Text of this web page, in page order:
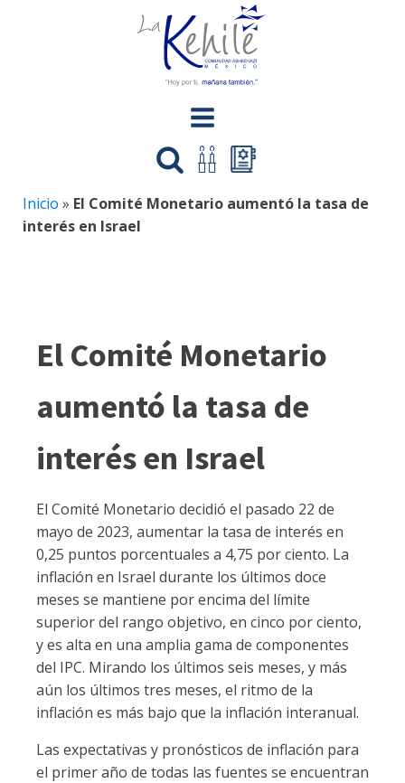
Inicio » El Comité Monetario aumentó la tasa de
interés en Israel
El Comité Monetario
aumentó la tasa de
interés en Israel
El Comité Monetario decidió el pasado 22 de
mayo de 2023, aumentar la tasa de interés en
0,25 puntos porcentuales a 4,75 por ciento. La
inflación en Israel durante los últimos doce
meses se mantiene por encima del límite
superior del rango objetivo, en cinco por ciento,
y es alta en una amplia gama de componentes
del IPC. Mirando los últimos seis meses, y más
aún los últimos tres meses, el ritmo de la
inflación es más bajo que la inflación interanual.
Las expectativas y pronósticos de inflación para
el primer año de todas las fuentes se encuentran